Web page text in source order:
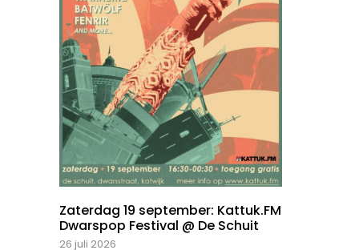
Zaterdag 19 september: Kattuk.FM
Dwarspop Festival @ De Schuit
26 juli 2026